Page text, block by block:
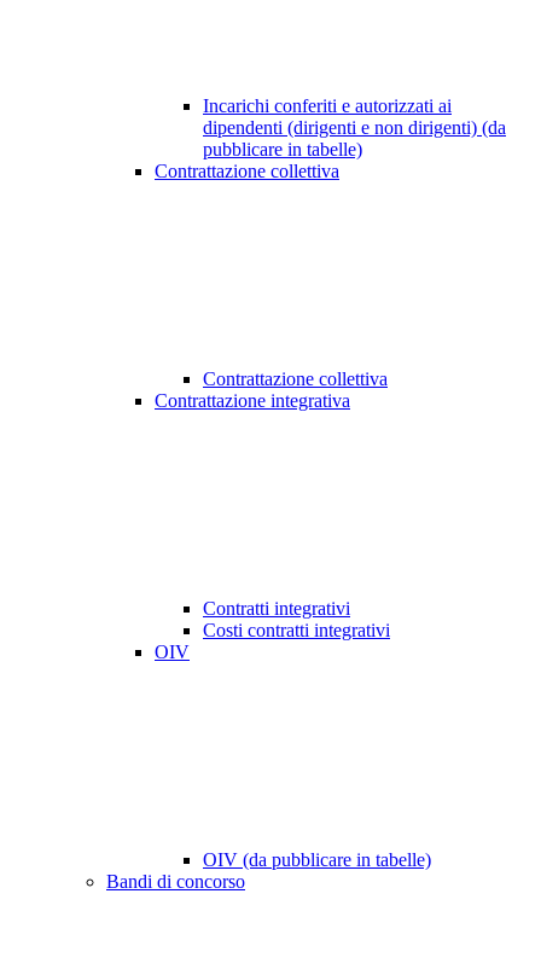
Incarichi conferiti e autorizzati ai
dipendenti (dirigenti e non dirigenti) (da
pubblicare in tabelle)
Contrattazione collettiva
Contrattazione collettiva
Contrattazione integrativa
Contratti integrativi
Costi contratti integrativi
OIV
OIV (da pubblicare in tabelle)
Bandi di concorso